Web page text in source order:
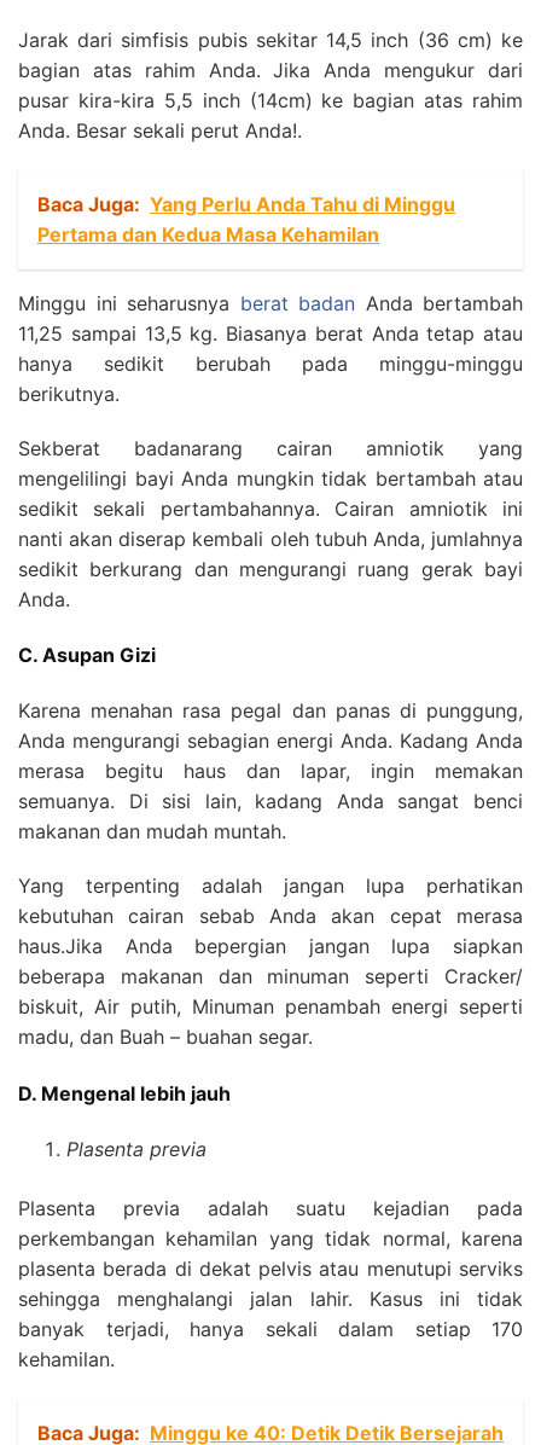
Jarak dari simfisis pubis sekitar 14,5 inch (36 cm) ke
bagian atas rahim Anda. Jika Anda mengukur dari
pusar kira-kira 5,5 inch (14cm) ke bagian atas rahim
Anda. Besar sekali perut Anda!.
Baca Juga: Yang Perlu Anda Tahu di Minggu
Pertama dan Kedua Masa Kehamilan
Minggu ini seharusnya berat badan Anda bertambah
11,25 sampai 13,5 kg. Biasanya berat Anda tetap atau
hanya sedikit berubah pada minggu-minggu
berikutnya.
Sekberat badanarang cairan amniotik yang
mengelilingi bayi Anda mungkin tidak bertambah atau
sedikit sekali pertambahannya. Cairan amniotik ini
nanti akan diserap kembali oleh tubuh Anda, jumlahnya
sedikit berkurang dan mengurangi ruang gerak bayi
Anda.
C. Asupan Gizi
Karena menahan rasa pegal dan panas di punggung,
Anda mengurangi sebagian energi Anda. Kadang Anda
merasa begitu haus dan lapar, ingin memakan
semuanya. Di sisi lain, kadang Anda sangat benci
makanan dan mudah muntah.
Yang terpenting adalah jangan lupa perhatikan
kebutuhan cairan sebab Anda akan cepat merasa
haus.Jika Anda bepergian jangan lupa siapkan
beberapa makanan dan minuman seperti Cracker/
biskuit, Air putih, Minuman penambah energi seperti
madu, dan Buah – buahan segar.
D. Mengenal lebih jauh
Plasenta previa
Plasenta previa adalah suatu kejadian pada
perkembangan kehamilan yang tidak normal, karena
plasenta berada di dekat pelvis atau menutupi serviks
sehingga menghalangi jalan lahir. Kasus ini tidak
banyak terjadi, hanya sekali dalam setiap 170
kehamilan.
Baca Juga: Minggu ke 40: Detik Detik Bersejarah